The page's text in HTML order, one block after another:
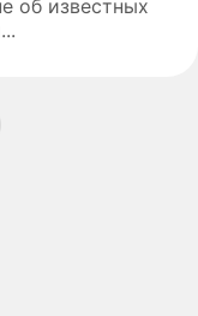
об известных